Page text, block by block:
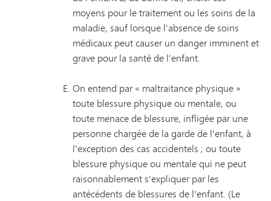
moyens pour le traitement ou les soins de la
maladie, sauf lorsque l'absence de soins
médicaux peut causer un danger imminent et
grave pour la santé de l'enfant.
On entend par « maltraitance physique »
toute blessure physique ou mentale, ou
toute menace de blessure, infligée par une
personne chargée de la garde de l'enfant, à
l'exception des cas accidentels ; ou toute
blessure physique ou mentale qui ne peut
raisonnablement s'expliquer par les
antécédents de blessures de l'enfant. (Le